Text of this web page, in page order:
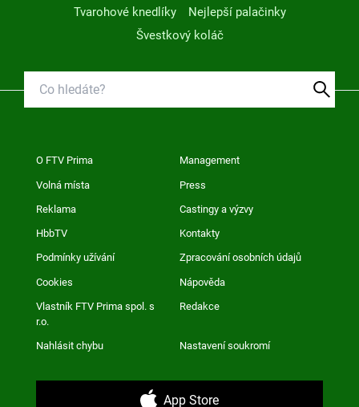
Tvarohové knedlíky
Nejlepší palačinky
Švestkový koláč
O FTV Prima Management
Volná místa Press
Reklama Castingy a výzvy
HbbTV Kontakty
Podmínky užívání Zpracování osobních údajů
Cookies Nápověda
Vlastník FTV Prima spol. s
r.o.
Redakce
Nahlásit chybu Nastavení soukromí
App Store